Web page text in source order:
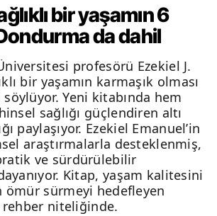
bir yaşamın 6
da dahil
profesörü Ezekiel J.
bir yaşamın karmaşık olması
Yeni kitabında hem
sağlığı güçlendiren altı
paylaşıyor. Ezekiel Emanuel’in
araştırmalarla desteklenmiş,
ve sürdürülebilir
Kitap, yaşam kalitesini
ömür sürmeyi hedefleyen
niteliğinde.